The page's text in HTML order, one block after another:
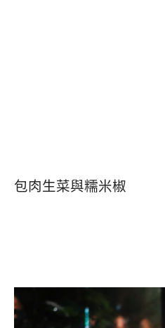
包肉生菜與糯米椒